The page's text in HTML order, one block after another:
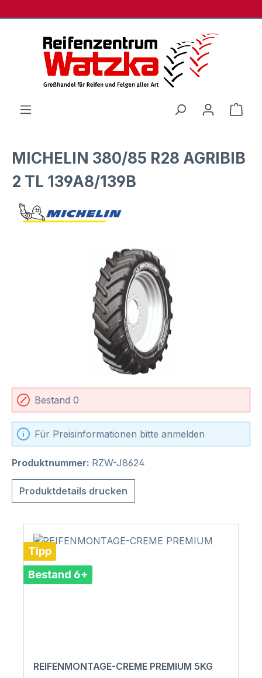
MICHELIN 380/85 R28 AGRIBIB
2 TL 139A8/139B
Bildergalerie überspringen
Bestand 0
Für Preisinformationen bitte anmelden
Produktnummer: RZW-J8624
Produktdetails drucken
Tipp
Bestand 6+
REIFENMONTAGE-CREME PREMIUM 5KG